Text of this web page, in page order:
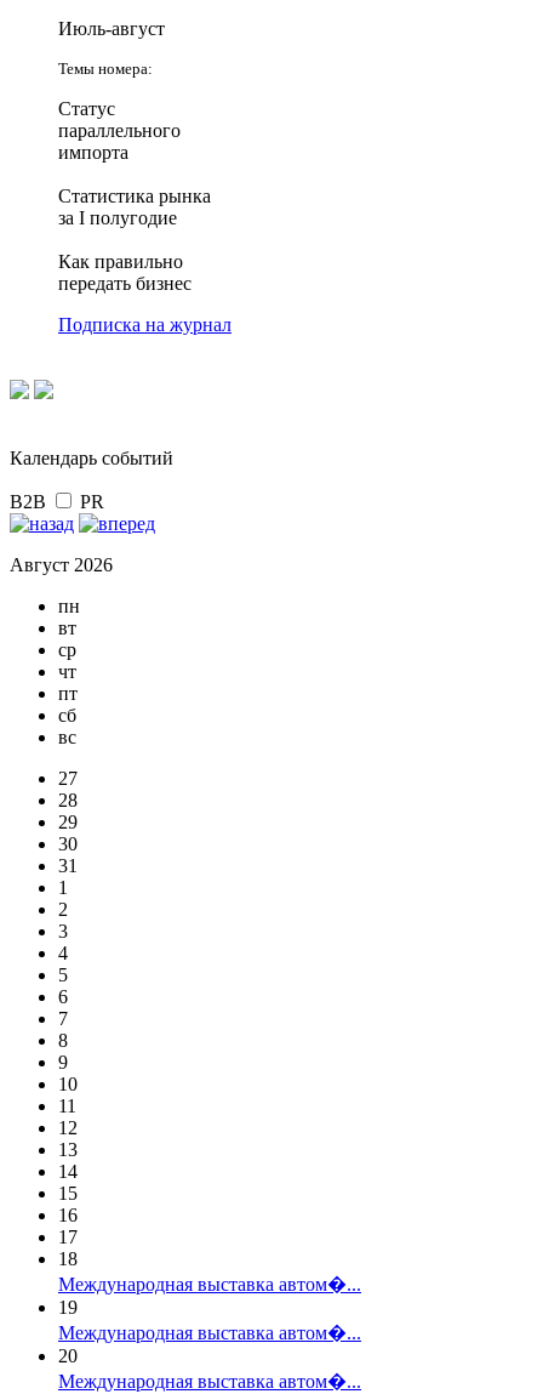
Июль-август
Темы номера:
Статус
параллельного
импорта
Статистика рынка
за I полугодие
Как правильно
передать бизнес
Подписка на журнал
Календарь событий
B2B PR
Август 2026
пн
вт
ср
чт
пт
сб
вс
27
28
29
30
31
1
2
3
4
5
6
7
8
9
10
11
12
13
14
15
16
17
18
Международная выставка автом�...
19
Международная выставка автом�...
20
Международная выставка автом�...